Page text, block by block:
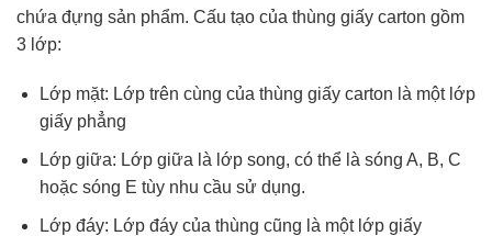
chứa đựng sản phẩm. Cấu tạo của thùng giấy carton gồm
3 lớp:
Lớp mặt: Lớp trên cùng của thùng giấy carton là một lớp
giấy phẳng
Lớp giữa: Lớp giữa là lớp song, có thể là sóng A, B, C
hoặc sóng E tùy nhu cầu sử dụng.
Lớp đáy: Lớp đáy của thùng cũng là một lớp giấy